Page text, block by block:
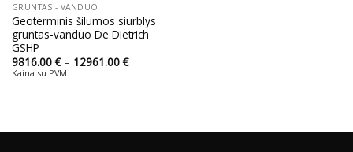
GRUNTAS - VANDUO
Geoterminis šilumos siurblys
gruntas-vanduo De Dietrich
GSHP
9816.00€ – 12961.00€Price
range:
Kaina su PVM